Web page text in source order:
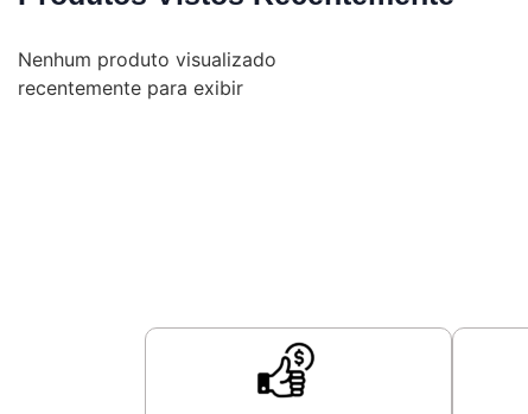
Nenhum produto visualizado
recentemente para exibir